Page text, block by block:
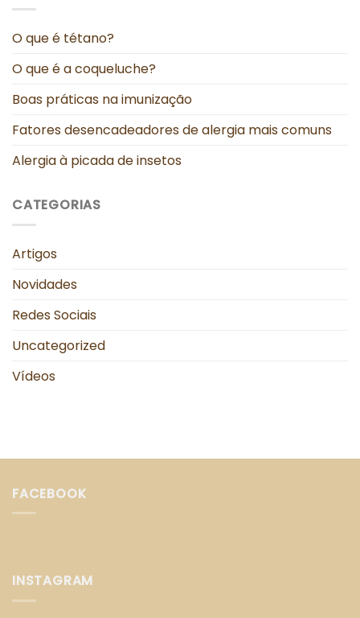
O que é tétano?
O que é a coqueluche?
Boas práticas na imunização
Fatores desencadeadores de alergia mais comuns
Alergia à picada de insetos
CATEGORIAS
Artigos
Novidades
Redes Sociais
Uncategorized
Vídeos
FACEBOOK
INSTAGRAM